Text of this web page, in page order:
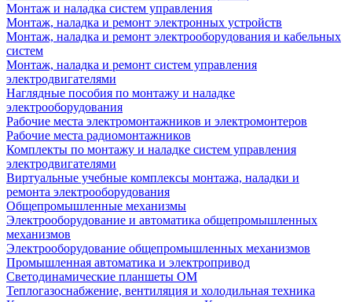
Монтаж и наладка систем управления
Монтаж, наладка и ремонт электронных устройств
Монтаж, наладка и ремонт электрооборудования и кабельных
систем
Монтаж, наладка и ремонт систем управления
электродвигателями
Наглядные пособия по монтажу и наладке
электрооборудования
Рабочие места электромонтажников и электромонтеров
Рабочие места радиомонтажников
Комплекты по монтажу и наладке систем управления
электродвигателями
Виртуальные учебные комплексы монтажа, наладки и
ремонта электрооборудования
Общепромышленные механизмы
Электрооборудование и автоматика общепромышленных
механизмов
Электрооборудование общепромышленных механизмов
Промышленная автоматика и электропривод
Светодинамические планшеты ОМ
Теплогазоснабжение, вентиляция и холодильная техника